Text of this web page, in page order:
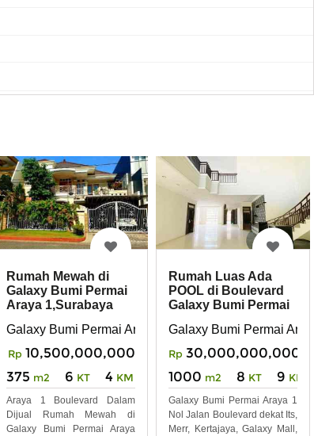
Rumah Mewah di
Galaxy Bumi Permai
Araya 1,Surabaya
Galaxy Bumi Permai Araya 1
Rp 10,500,000,000
375 m2 6 KT 4 KM
Araya 1 Boulevard Dalam
Dijual Rumah Mewah di
Galaxy Bumi Permai Araya
Rumah Luas Ada
POOL di Boulevard
Galaxy Bumi Permai
Galaxy Bumi Permai Araya
Rp 30,000,000,000
1000 m2 8 KT 9 KM
Galaxy Bumi Permai Araya 1
Nol Jalan Boulevard dekat Its,
Merr, Kertajaya, Galaxy Mall,